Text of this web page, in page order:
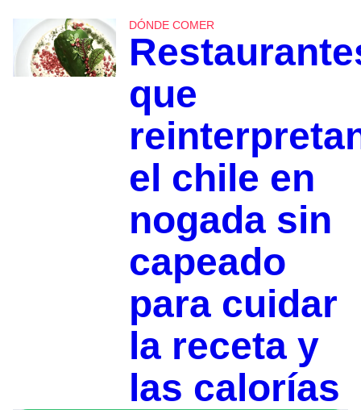
DÓNDE COMER
que
el chile en
nogada sin
capeado
para cuidar
la receta y
las calorías